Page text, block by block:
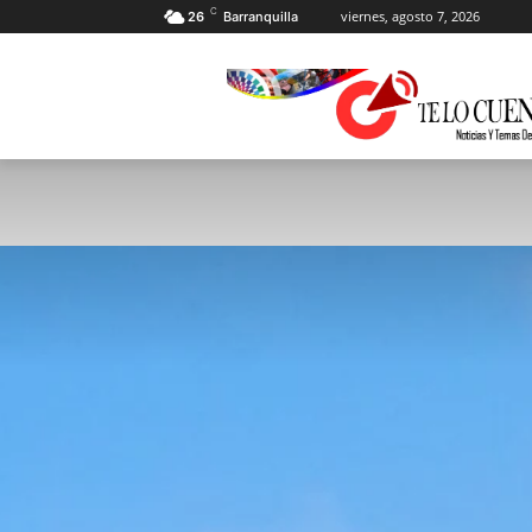
26 C Barranquilla viernes, agosto 7, 2026